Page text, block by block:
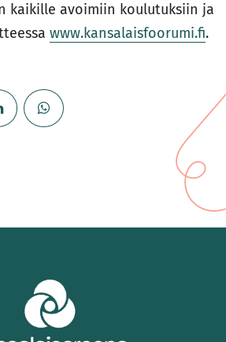
kaikille avoimiin koulutuksiin ja
www.kansalaisfoorumi.fi.